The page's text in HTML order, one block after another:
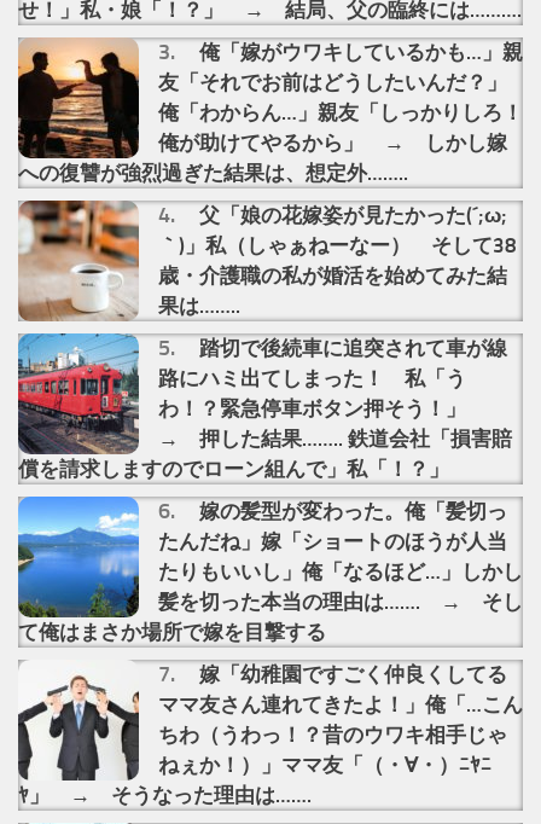
せ！」私・娘「！？」 → 結局、父の臨終には……….
俺「嫁がウワキしているかも…」親
友「それでお前はどうしたいんだ？」
俺「わからん…」親友「しっかりしろ！
俺が助けてやるから」 → しかし嫁
への復讐が強烈過ぎた結果は、想定外……..
父「娘の花嫁姿が見たかった(´;ω;
｀)」私（しゃぁねーなー） そして38
歳・介護職の私が婚活を始めてみた結
果は……..
踏切で後続車に追突されて車が線
路にハミ出てしまった！ 私「う
わ！？緊急停車ボタン押そう！」
→ 押した結果…….. 鉄道会社「損害賠
償を請求しますのでローン組んで」私「！？」
嫁の髪型が変わった。俺「髪切っ
たんだね」嫁「ショートのほうが人当
たりもいいし」俺「なるほど…」しかし
髪を切った本当の理由は……. → そし
て俺はまさか場所で嫁を目撃する
嫁「幼稚園ですごく仲良くしてる
ママ友さん連れてきたよ！」俺「…こん
ちわ（うわっ！？昔のウワキ相手じゃ
ねぇか！）」ママ友「（・∀・）ﾆﾔﾆ
ﾔ」 → そうなった理由は…….